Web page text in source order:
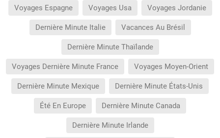
Voyages Espagne Voyages Usa Voyages Jordanie
Dernière Minute Italie Vacances Au Brésil
Dernière Minute Thaïlande
Voyages Dernière Minute France Voyages Moyen-Orient
Dernière Minute Mexique Dernière Minute États-Unis
Été En Europe Dernière Minute Canada
Dernière Minute Irlande